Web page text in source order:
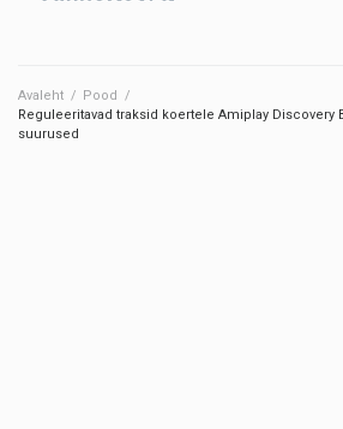
Avaleht / Pood /
Reguleeritavad traksid koertele Amiplay Discovery
suurused